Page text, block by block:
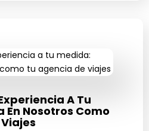
A Tu
En Nosotros Como